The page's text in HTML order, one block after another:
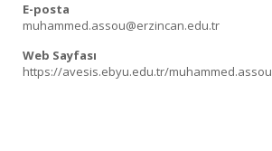
E-posta
muhammed.assou@erzincan.edu.tr
Web Sayfası
https://avesis.ebyu.edu.tr/muhammed.assou